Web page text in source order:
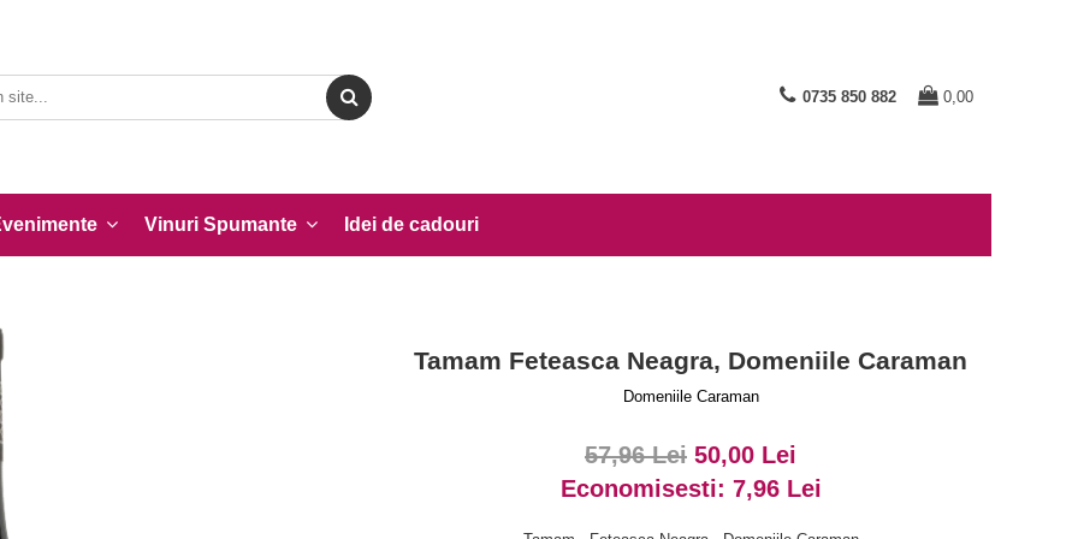
0735 850 882 0,00
Vinuri Spumante Idei de cadouri
Tamam Feteasca Neagra, Domeniile Caraman
Domeniile Caraman
57,96 Lei 50,00 Lei
Economisesti: 7,96 Lei